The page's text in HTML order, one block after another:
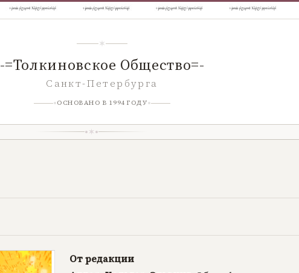
-=Толкиновское Общество=-
Санкт-Петербурга
ОСНОВАНО В 1994 ГОДУ
От редакции